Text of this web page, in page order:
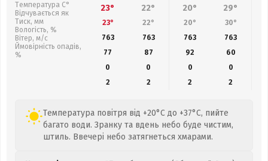
Температура С°
Відчувається як
Тиск, мм
Вологість, %
Вітер, м/с
Ймовірність опадів,
%
23° 22° 20° 29°
23° 22° 20° 30°
763
763 763 763
77
87 92 60
0
0 0
0
2
2 2 2
Температура повітря від +20°C до +37°C, пийте
багато води. Зранку та вдень небо буде чистим,
штиль. Ввечері небо затягнеться хмарами.